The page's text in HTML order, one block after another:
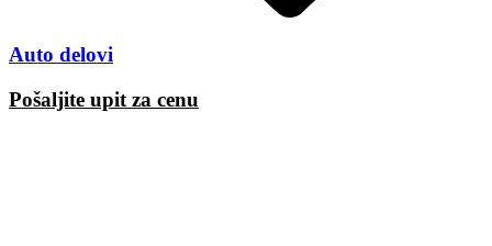
Auto delovi
Pošaljite upit za cenu